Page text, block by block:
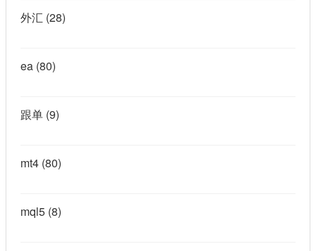
外汇 (28)
ea (80)
跟单 (9)
mt4 (80)
mql5 (8)